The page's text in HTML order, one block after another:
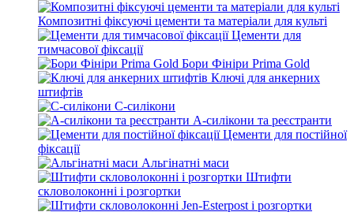
Композитні фіксуючі цементи та матеріали для культі
Цементи для
тимчасової фіксації
Бори Фініри Prima Gold
Ключі для анкерних
штифтів
С-силікони
А-силікони та реєстранти
Цементи для постійної
фіксації
Альгінатні маси
Штифти
скловолоконні і розгортки